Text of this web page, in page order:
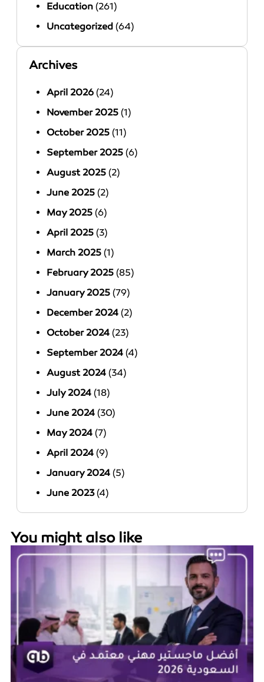
Education (261)
Uncategorized (64)
Archives
April 2026 (24)
November 2025 (1)
October 2025 (11)
September 2025 (6)
August 2025 (2)
June 2025 (2)
May 2025 (6)
April 2025 (3)
March 2025 (1)
February 2025 (85)
January 2025 (79)
December 2024 (2)
October 2024 (23)
September 2024 (4)
August 2024 (34)
July 2024 (18)
June 2024 (30)
May 2024 (7)
April 2024 (9)
January 2024 (5)
June 2023(4)
You might also like